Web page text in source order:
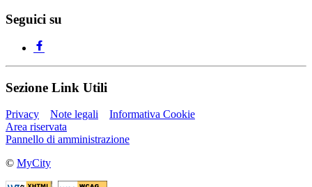
Seguici su
Sezione Link Utili
Privacy Note legali
Informativa Cookie
Area riservata
Pannello di amministrazione
© MyCity